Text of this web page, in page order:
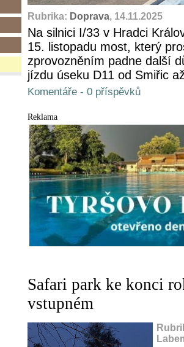
Rubrika: Doprava, 14.11.2025
Na silnici I/33 v Hradci
15. listopadu most, který
zprovozněním padne další
jízdu úseku D11 od Smiřic
Komentáře - 0 příspěvků
Reklama
Safari park ke konci
vstupném